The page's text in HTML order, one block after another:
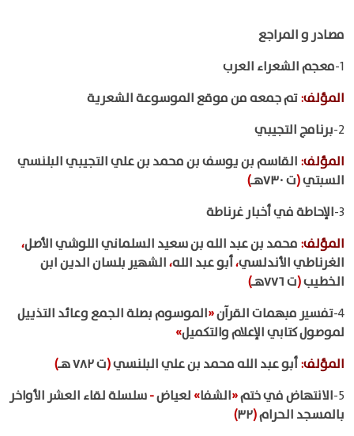
مصادر و المراجع
1- معجم الشعراء العرب
المؤلف:تم جمعه من موقع الموسوعة الشعرية
2- برنامج التجيبي
المؤلف: القاسم بن يوسف بن محمد بن علي التجيبي البلنسي
السبتي(ت ٧٣٠هـ
)
3- الإحاطة في أخبار غرناطة
المؤلف: محمد بن عبد الله بن سعيد السلماني اللوشي الأصل،
الغرناطي الأندلسي،أبو عبد الله،الشهير بلسان الدين ابن
الخطيب(ت ٧٧٦هـ
)
4- تفسير مبهمات القرآن«الموسوم بصلة الجمع وعائد التذييل
لموصول كتابي الإعلام والتكميل»
المؤلف:أبو عبد الله محمد بن علي البلنسي(ت ٧٨٢ هـ
)
5- الانتهاض في ختم«الشفا» لعياض-سلسلة لقاء العشر الأواخر
بالمسجد الحرام(٣٢)